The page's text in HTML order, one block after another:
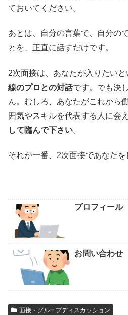
ておいてください。
あとは、自分の言葉で、自分の
とを、正直に話すだけです。
2次面接は、あなたが入りたいと
線のプロとの対話です。でも決
ん。むしろ、あなたがこれから
囲気やスキルを代表する人に会
して臨んで下さい。
それが一番、2次面接であなたを
プロフィール
お問い合わせ
面接・グループディスカッション